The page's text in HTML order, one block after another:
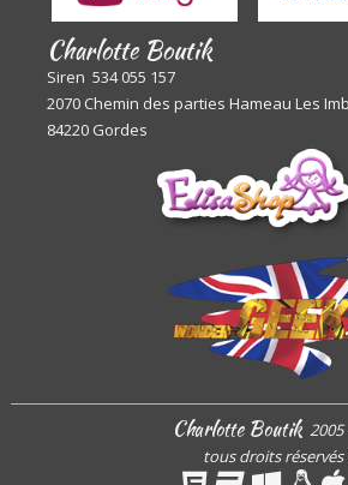
Charlotte Boutik
Siren 534 055 157
2070 Chemin des parties Hameau Les
84220 Gordes
Charlotte Boutik 2005
tous droits réservés